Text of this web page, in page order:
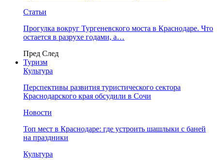
Статьи
Прогулка вокруг Тургеневского моста в Краснодаре. Что
остается в разрухе годами, а…
Пред След
Туризм
Культура
Перспективы развития туристического сектора
Краснодарского края обсудили в Сочи
Новости
Топ мест в Краснодаре: где устроить шашлыки с баней
на праздники
Культура